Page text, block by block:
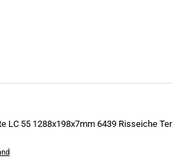
LC 55 1288x198x7mm 6439 Risseiche